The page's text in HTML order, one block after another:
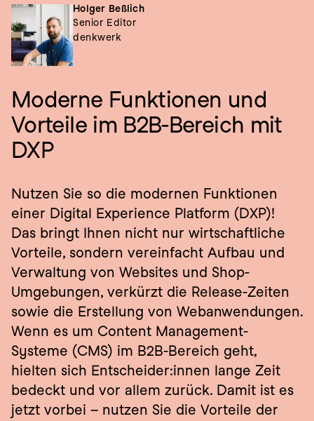
Holger Beßlich
Senior Editor
denkwerk
Moderne Funktionen und
Vorteile im B2B-Bereich mit
DXP
Nutzen Sie so die modernen Funktionen
einer Digital Experience Platform (DXP)!
Das bringt Ihnen nicht nur wirtschaftliche
Vorteile, sondern vereinfacht Aufbau und
Verwaltung von Websites und Shop-
Umgebungen, verkürzt die Release-Zeiten
sowie die Erstellung von Webanwendungen.
Wenn es um Content Management-
Systeme (CMS) im B2B-Bereich geht,
hielten sich Entscheider:innen lange Zeit
bedeckt und vor allem zurück. Damit ist es
jetzt vorbei – nutzen Sie die Vorteile der